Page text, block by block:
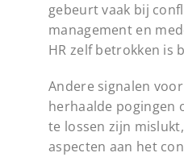
gebeurt vaak bij
management en
HR zelf betrokken is
Andere signalen
herhaalde pogingen
te lossen zijn
aspecten aan het